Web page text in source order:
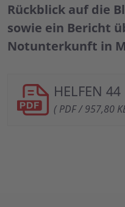
Rückblick auf die
sowie ein Bericht
Notunterkunft in
HELFEN 44
( PDF / 957,80